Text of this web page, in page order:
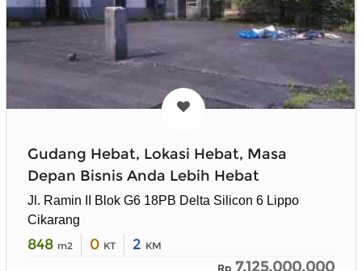
Gudang Hebat, Lokasi Hebat, Masa
Depan Bisnis Anda Lebih Hebat
Jl. Ramin II Blok G6 18PB Delta Silicon 6 Lippo
Cikarang
848 m2 0 KT 2 KM
Rp 7.125.000.000